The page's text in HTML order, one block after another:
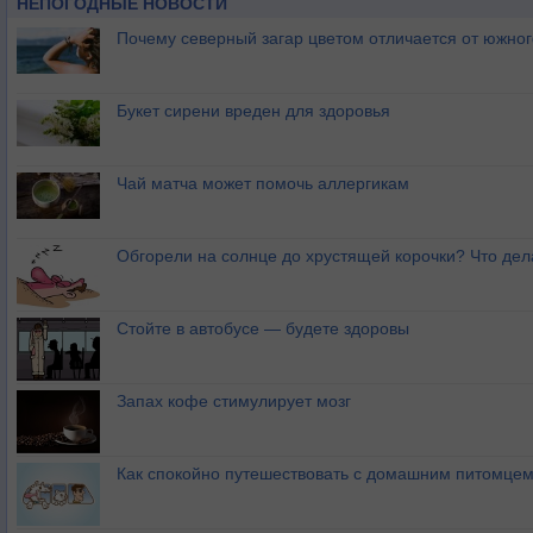
НЕПОГОДНЫЕ НОВОСТИ
Почему северный загар цветом отличается от
Букет сирени вреден для здоровья
Чай матча может помочь аллергикам
Обгорели на солнце до хрустящей корочки? Что
Стойте в автобусе — будете здоровы
Запах кофе стимулирует мозг
Как спокойно путешествовать с домашним питомцем